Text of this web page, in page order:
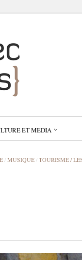
ET MEDIA
/MUSIQUE /TOURISME /